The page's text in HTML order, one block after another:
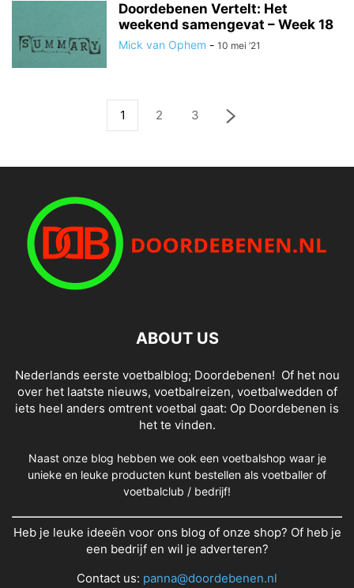
Doordebenen Vertelt: Het
weekend samengevat – Week 18
Mick van Ophem - 10 mei ’21
1 2 3
ABOUT US
Nederlands eerste voetbalblog; Doordebenen! Of het nou
over het laatste nieuws, voetbalreizen, voetbalwedden of
iets heel anders omtrent voetbal gaat: Op Doordebenen is
het te vinden.
Naast onze blog hebben we ook een voetbalshop waar je
unieke en leuke producten kunt bestellen als voetballer of
voetbalclub / bedrijf!
Heb je leuke ideeën voor ons blog of onze shop? Of heb je
een bedrijf en wil je adverteren?
Contact us: panna@doordebenen.nl